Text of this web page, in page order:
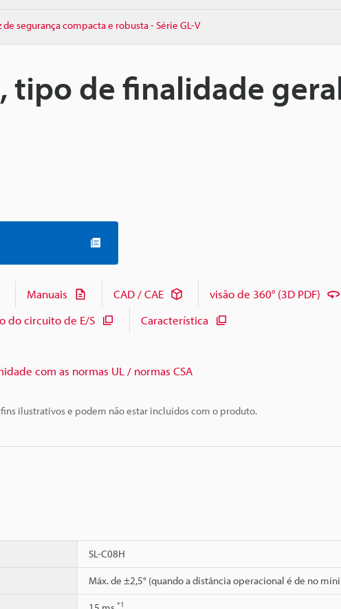
segurança compacta e robusta - Série GL-V
tipo de finalidade
ilustrativos e podem não estar incluídos com o produto.
Manuais CAD / CAE visão de 360° (3D PDF)
do circuito de E/S
Característica
com as normas UL / normas CSA
SL-C08H
Máx. de ±2,5° (quando a distância operacional é de no
*1